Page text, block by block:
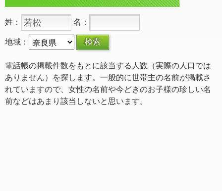
姓： 名：
地域：
電話帳の掲載件数をもとに該当する人数（実際の人口では
ありません）を探します。一般的に世帯主の名前が掲載さ
れていますので、女性の名前や今どきのお子様の珍しい名
前などはあまり該当しないと思います。